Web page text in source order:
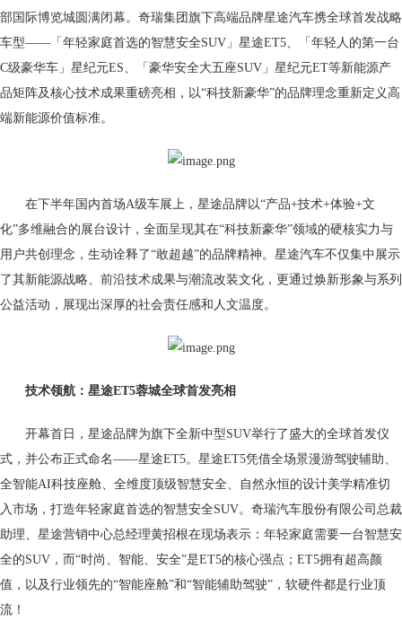
部国际博览城圆满闭幕。奇瑞集团旗下高端品牌星途汽车携全球首发战略
车型——「年轻家庭首选的智慧安全SUV」星途ET5、「年轻人的第一台
C级豪华车」星纪元ES、「豪华安全大五座SUV」星纪元ET等新能源产
品矩阵及核心技术成果重磅亮相，以“科技新豪华”的品牌理念重新定义高
端新能源价值标准。
在下半年国内首场A级车展上，星途品牌以“产品+技术+体验+文
化”多维融合的展台设计，全面呈现其在“科技新豪华”领域的硬核实力与
用户共创理念，生动诠释了“敢超越”的品牌精神。星途汽车不仅集中展示
了其新能源战略、前沿技术成果与潮流改装文化，更通过焕新形象与系列
公益活动，展现出深厚的社会责任感和人文温度。
技术领航： 星途ET5蓉城全球首发亮相
开幕首日，星途品牌为旗下全新中型SUV举行了盛大的全球首发仪
式，并公布正式命名——星途ET5。星途ET5凭借全场景漫游驾驶辅助、
全智能AI科技座舱、全维度顶级智慧安全、自然永恒的设计美学精准切
入市场，打造年轻家庭首选的智慧安全SUV。奇瑞汽车股份有限公司总裁
助理、星途营销中心总经理黄招根在现场表示：年轻家庭需要一台智慧安
全的SUV，而“时尚、智能、安全”是ET5的核心强点；ET5拥有超高颜
值，以及行业领先的“智能座舱”和“智能辅助驾驶”，软硬件都是行业顶
流！